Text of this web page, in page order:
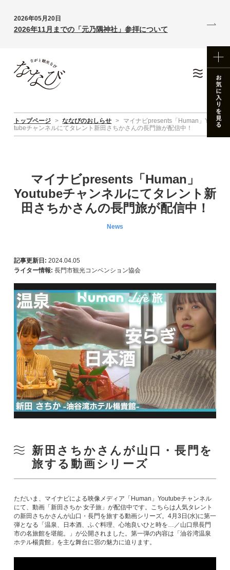
2026年05月20日
2026年11月までの「元乃隅神社」参拝について
トップページ > ななびのおしらせ >
マイナビpresents「Human」You
tubeチャンネルにてタレント新田さちかさんの長門旅が配信中！
マイナビpresents「Human」
Youtubeチャンネルにてタレント新
田さちかさんの長門旅が配信中！
News
記事更新日: 2024.04.05
ライター情報: 長門市観光コンベンション協会
新田さちかさんが山口・長門を
旅する動画シリーズ
ただいま、マイナビによる映像メディア「Human」Youtubeチャンネル
にて、動画「新田さちか 女子旅」が配信中です。こちらは人気タレント
の新田さちかさんが山口・長門を旅する動画シリーズ。4月3日(水)に第一
弾となる「温泉、日本酒、ふぐ料理、心地良いひと時を…／山口県長門
市の名旅館を堪能。」が公開されました。第一弾の内容は「油谷湾温泉
ホテル楊貴館」を主な舞台に宿の魅力に迫ります。